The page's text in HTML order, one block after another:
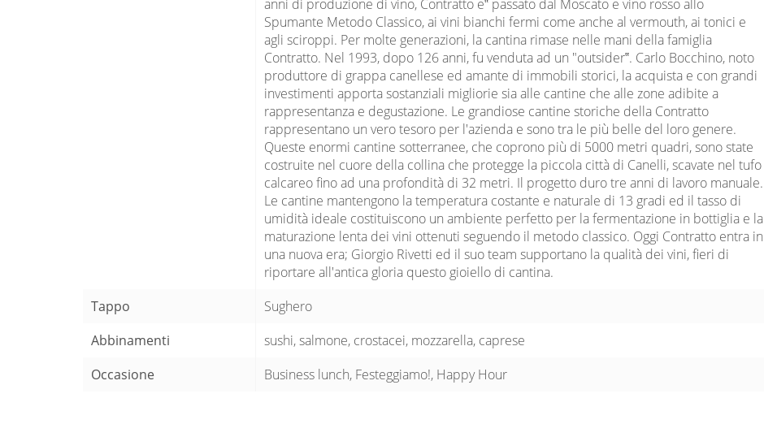
anni di produzione di vino, Contratto e‟ passato dal Moscato e vino rosso allo
Spumante Metodo Classico, ai vini bianchi fermi come anche al vermouth, ai tonici e
agli sciroppi. Per molte generazioni, la cantina rimase nelle mani della famiglia
Contratto. Nel 1993, dopo 126 anni, fu venduta ad un "outsider‟. Carlo Bocchino, noto
produttore di grappa canellese ed amante di immobili storici, la acquista e con grandi
investimenti apporta sostanziali migliorie sia alle cantine che alle zone adibite a
rappresentanza e degustazione. Le grandiose cantine storiche della Contratto
rappresentano un vero tesoro per l'azienda e sono tra le più belle del loro genere.
Queste enormi cantine sotterranee, che coprono più di 5000 metri quadri, sono state
costruite nel cuore della collina che protegge la piccola città di Canelli, scavate nel tufo
calcareo fino ad una profondità di 32 metri. Il progetto duro tre anni di lavoro manuale.
Le cantine mantengono la temperatura costante e naturale di 13 gradi ed il tasso di
umidità ideale costituiscono un ambiente perfetto per la fermentazione in bottiglia e la
maturazione lenta dei vini ottenuti seguendo il metodo classico. Oggi Contratto entra in
una nuova era; Giorgio Rivetti ed il suo team supportano la qualità dei vini, fieri di
riportare all'antica gloria questo gioiello di cantina.
Tappo
Sughero
Abbinamenti
sushi, salmone, crostacei, mozzarella, caprese
Occasione
Business lunch, Festeggiamo!, Happy Hour